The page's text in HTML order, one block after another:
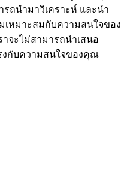
รถนำมาวิเคราะห์ และนำ
เหมาะสมกับความสนใจของ
จะไม่สามารถนำเสนอ
งกับความสนใจของคุณ